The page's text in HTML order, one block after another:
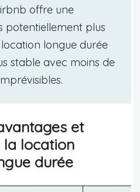
offre une
potentiellement plus
longue durée
stable avec moins de
et
la location
durée